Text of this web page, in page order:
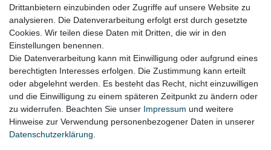
für:
Audi A8 4H Bj. 2009 - 2017
Lieferzeit etwa 1 bis 3 Werktage
Drittanbietern einzubinden oder Zugriffe auf unsere Website zu
analysieren. Die Datenverarbeitung erfolgt erst durch gesetzte
Cookies. Wir teilen diese Daten mit Dritten, die wir in den
Einstellungen benennen.
Die Datenverarbeitung kann mit Einwilligung oder aufgrund eines
berechtigten Interesses erfolgen. Die Zustimmung kann erteilt
oder abgelehnt werden. Es besteht das Recht, nicht einzuwilligen
und die Einwilligung zu einem späteren Zeitpunkt zu ändern oder
zu widerrufen. Beachten Sie unser Impressum und weitere
Hinweise zur Verwendung personenbezogener Daten in unserer
Daten­schutz­erklärung
Impressum